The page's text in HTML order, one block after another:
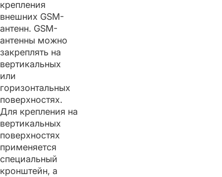
крепления
внешних GSM-
антенн. GSM-
антенны можно
закреплять на
вертикальных
или
горизонтальных
поверхностях.
Для крепления на
вертикальных
поверхностях
применяется
специальный
кронштейн, а